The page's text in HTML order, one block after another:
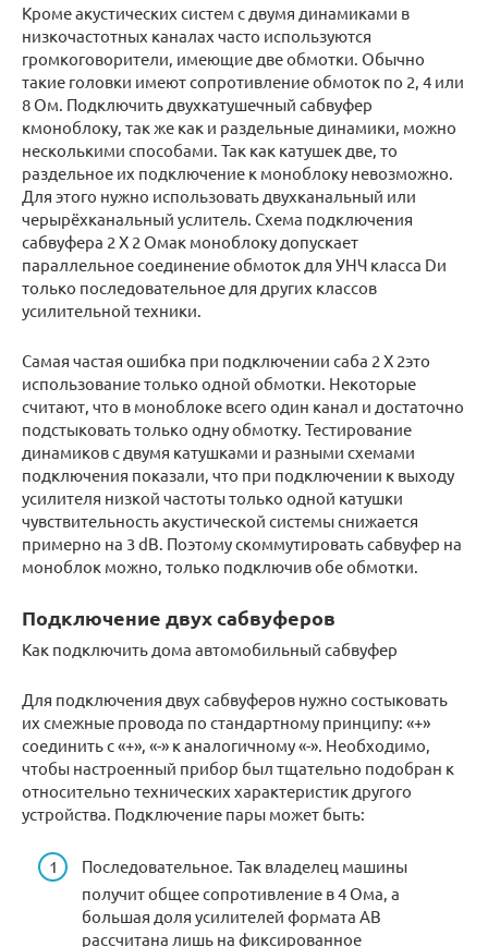
Кроме акустических систем с двумя динамиками в
низкочастотных каналах часто используются
громкоговорители, имеющие две обмотки. Обычно
такие головки имеют сопротивление обмоток по 2, 4 или
8 Ом. Подключить двухкатушечный сабвуфер
кмоноблоку, так же как и раздельные динамики, можно
несколькими способами. Так как катушек две, то
раздельное их подключение к моноблоку невозможно.
Для этого нужно использовать двухканальный или
черырёхканальный услитель. Схема подключения
сабвуфера 2 Х 2 Омак моноблоку допускает
параллельное соединение обмоток для УНЧ класса Dи
только последовательное для других классов
усилительной техники.
Самая частая ошибка при подключении саба 2 Х 2это
использование только одной обмотки. Некоторые
считают, что в моноблоке всего один канал и достаточно
подстыковать только одну обмотку. Тестирование
динамиков с двумя катушками и разными схемами
подключения показали, что при подключении к выходу
усилителя низкой частоты только одной катушки
чувствительность акустической системы снижается
примерно на 3 dB. Поэтому скоммутировать сабвуфер на
моноблок можно, только подключив обе обмотки.
Подключение двух сабвуферов
Как подключить дома автомобильный сабвуфер
Для подключения двух сабвуферов нужно состыковать
их смежные провода по стандартному принципу: «+»
соединить с «+», «-» к аналогичному «-». Необходимо,
чтобы настроенный прибор был тщательно подобран к
относительно технических характеристик другого
устройства. Подключение пары может быть:
Последовательное. Так владелец машины
получит общее сопротивление в 4 Ома, а
большая доля усилителей формата АВ
рассчитана лишь на фиксированное